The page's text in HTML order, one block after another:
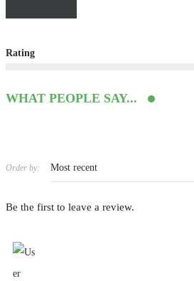
Rating
WHAT PEOPLE SAY...
Order by:
Be the first to leave a review.